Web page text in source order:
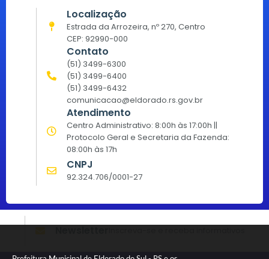
Localização
Estrada da Arrozeira, nº 270, Centro
CEP: 92990-000
Contato
(51) 3499-6300
(51) 3499-6400
(51) 3499-6432
comunicacao@eldorado.rs.gov.br
Atendimento
Centro Administrativo: 8:00h às 17:00h ||
Protocolo Geral e Secretaria da Fazenda:
08:00h às 17h
CNPJ
92.324.706/0001-27